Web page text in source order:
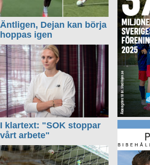
Äntligen, Dejan kan börja
hoppas igen
I klartext: "SOK stoppar
vårt arbete"